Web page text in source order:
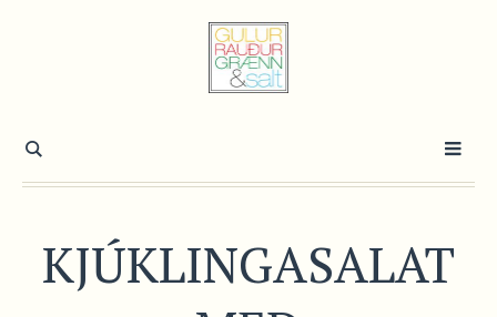
KJÚKLINGASALAT